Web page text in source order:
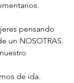
pensando
un NOSOTRAS.
de ida.